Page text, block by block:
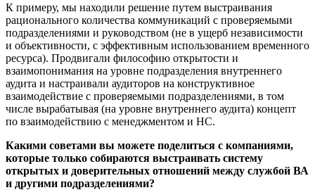
К примеру, мы находили решение путем выстраивания
рационального количества коммуникаций с проверяемыми
подразделениями и руководством (не в ущерб независимости
и объективности, с эффективным использованием временного
ресурса). Продвигали философию открытости и
взаимопонимания на уровне подразделения внутреннего
аудита и настраивали аудиторов на конструктивное
взаимодействие с проверяемыми подразделениями, в том
числе вырабатывая (на уровне внутреннего аудита) концепт
по взаимодействию с менеджментом и НС.
Какими советами вы можете поделиться с компаниями,
которые только собираются выстраивать систему
открытых и доверительных отношений между службой ВА
и другими подразделениями?